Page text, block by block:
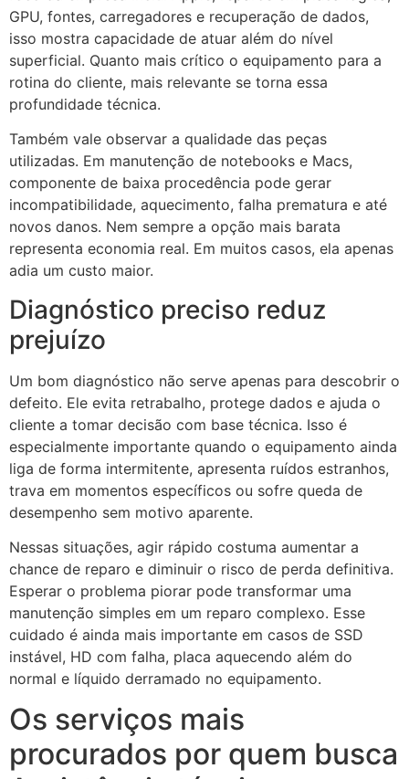
GPU, fontes, carregadores e recuperação de dados,
isso mostra capacidade de atuar além do nível
superficial. Quanto mais crítico o equipamento para a
rotina do cliente, mais relevante se torna essa
profundidade técnica.
Também vale observar a qualidade das peças
utilizadas. Em manutenção de notebooks e Macs,
componente de baixa procedência pode gerar
incompatibilidade, aquecimento, falha prematura e até
novos danos. Nem sempre a opção mais barata
representa economia real. Em muitos casos, ela apenas
adia um custo maior.
Diagnóstico preciso reduz
prejuízo
Um bom diagnóstico não serve apenas para descobrir o
defeito. Ele evita retrabalho, protege dados e ajuda o
cliente a tomar decisão com base técnica. Isso é
especialmente importante quando o equipamento ainda
liga de forma intermitente, apresenta ruídos estranhos,
trava em momentos específicos ou sofre queda de
desempenho sem motivo aparente.
Nessas situações, agir rápido costuma aumentar a
chance de reparo e diminuir o risco de perda definitiva.
Esperar o problema piorar pode transformar uma
manutenção simples em um reparo complexo. Esse
cuidado é ainda mais importante em casos de SSD
instável, HD com falha, placa aquecendo além do
normal e líquido derramado no equipamento.
Os serviços mais
procurados por quem busca